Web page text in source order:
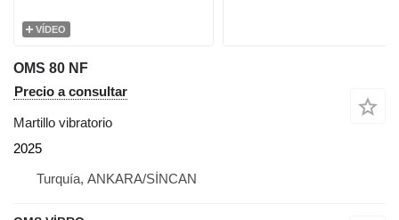
VÍDEO
OMS 80 NF
Precio a consultar
Martillo vibratorio
2025
Turquía, ANKARA/SİNCAN